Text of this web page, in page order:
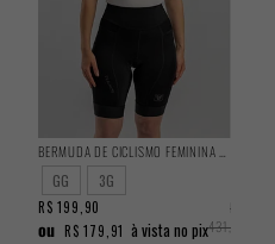
BERMUDA DE CICLISMO FEMININA TRAINING PRETA 2025
GG 3G
R$
431,90
R$ 199,90
ou R$ 179,91 à vista no pix